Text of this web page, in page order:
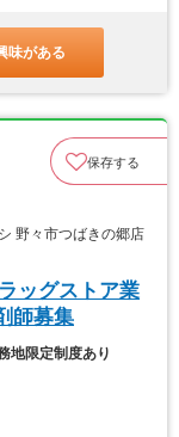
味がある
保存する
野々市つばきの郷店
ッグストア業
師募集
地限定制度あり